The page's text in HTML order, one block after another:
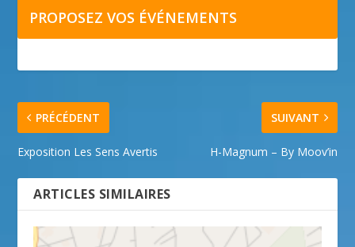
PROPOSEZ VOS ÉVÉNEMENTS
PRÉCÉDENT
Exposition Les Sens Avertis
SUIVANT
H-Magnum – By Moov’in
ARTICLES SIMILAIRES